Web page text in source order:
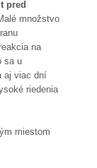
pred
množstvo
na
sa u
aj viac dní
riedenia
miestom